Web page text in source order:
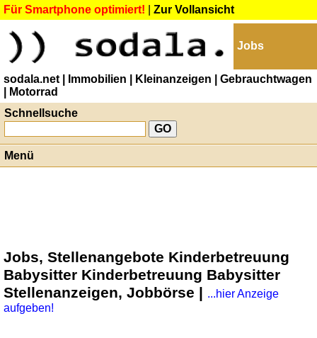
Für Smartphone optimiert! Zur Vollansicht
Jobs
sodala.net | Immobilien | Kleinanzeigen
| Gebrauchtwagen
| Motorrad
Schnellsuche
Menü
Jobs, Stellenangebote Kinderbetreuung
Babysitter Kinderbetreuung Babysitter
Stellenanzeigen, Jobbörse | ...hier Anzeige
aufgeben!